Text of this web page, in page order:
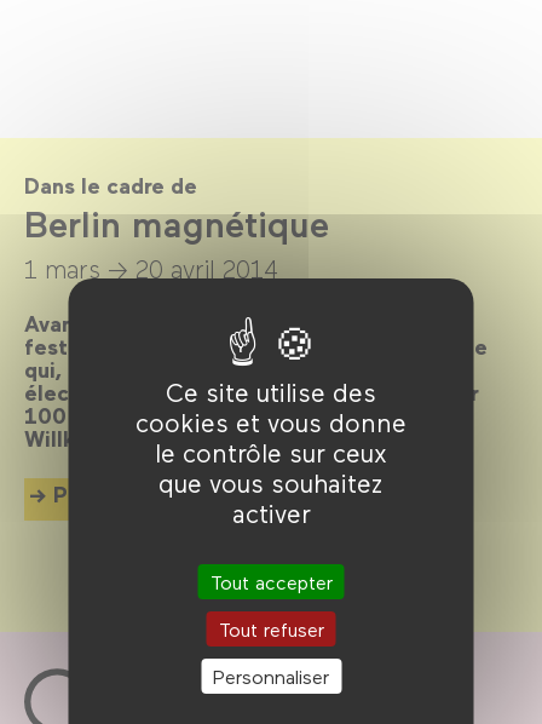
Ce site utilise des
cookies et vous donne
le contrôle sur ceux
que vous souhaitez
activer
Tout accepter
Tout refuser
Personnaliser
Dans le cadre de
Berlin magnétique
1 mars → 20 avril 2014
Avant-gardiste, cosmopolite, bouillonnante,
festive, scandaleuse… Elle est LA métropole
qui, depuis toujours, attire les foules et
électrise l’écran. La preuve en 80 films pour
100 ans d’histoire et de cinéma imbriqués.
Willkommen, bienvenue, welcome !
Plus d'info